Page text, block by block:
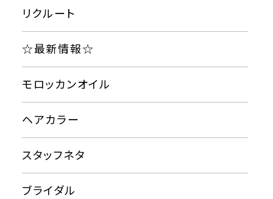
リクルート
☆最新情報☆
モロッカンオイル
ヘアカラー
スタッフネタ
ブライダル